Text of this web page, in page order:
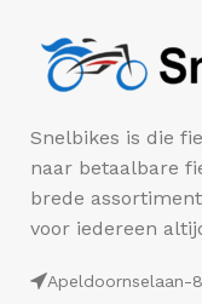
Snelbikes is die
naar betaalbare
brede
voor iedereen
Apeldoornselaan-